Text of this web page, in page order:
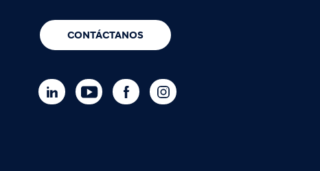
CONTÁCTANOS